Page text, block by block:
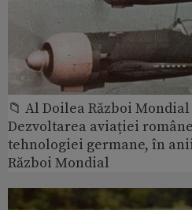
📁 Al Doilea Război Mondial
Dezvoltarea aviației
tehnologiei germane, în
Război Mondial